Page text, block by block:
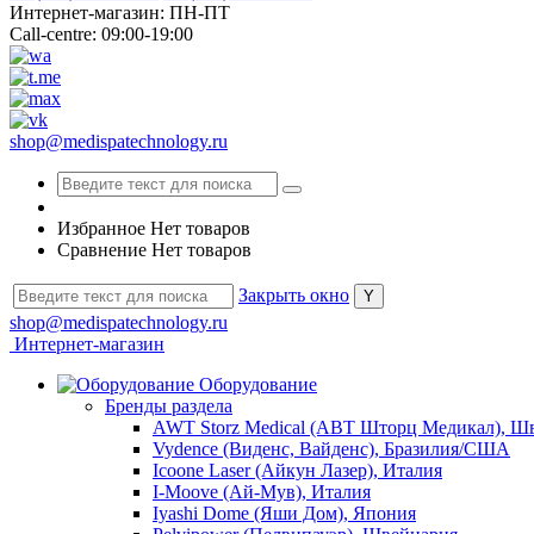
Интернет-магазин: ПН-ПТ
Call-centre: 09:00-19:00
shop@medispatechnology.ru
Избранное Нет товаров
Сравнение Нет товаров
Закрыть окно
shop@medispatechnology.ru
Интернет-магазин
Оборудование
Бренды раздела
AWT Storz Medical (АВТ Шторц Медикал),
Vydence (Виденс, Вайденс), Бразилия/США
Icoone Laser (Айкун Лазер), Италия
I-Moove (Ай-Мув), Италия
Iyashi Dome (Яши Дом), Япония